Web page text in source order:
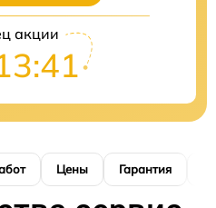
акции
Цены Гарантия